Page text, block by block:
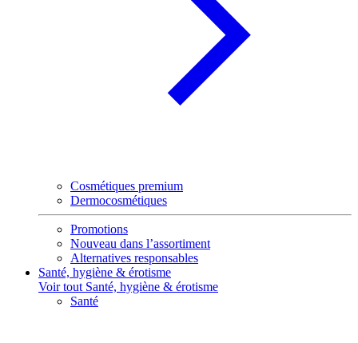
Cosmétiques premium
Dermocosmétiques
Promotions
Nouveau dans l’assortiment
Alternatives responsables
Santé, hygiène & érotisme
Voir tout Santé, hygiène & érotisme
Santé